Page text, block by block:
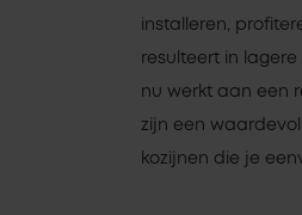
installeren,
resulteert in
nu werkt aan een
zijn een
kozijnen die je